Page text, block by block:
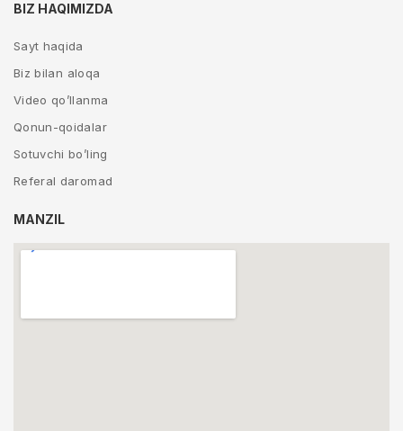
BIZ HAQIMIZDA
Sayt haqida
Biz bilan aloqa
Video qo’llanma
Qonun-qoidalar
Sotuvchi bo’ling
Referal daromad
MANZIL